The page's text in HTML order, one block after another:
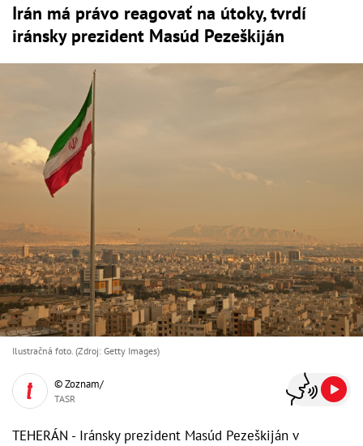
Irán má právo reagovať na útoky, tvrdí
iránsky prezident Masúd Pezeškiján
Ilustračná foto. (Zdroj: Getty Images)
© Zoznam/
TASR
TEHERÁN - Iránsky prezident Masúd Pezeškiján v